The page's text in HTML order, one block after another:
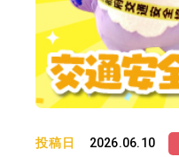
投稿日 2026.06.10